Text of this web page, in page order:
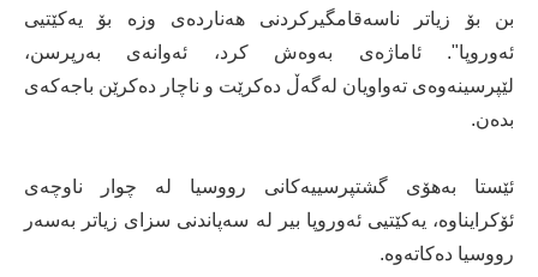
بن بۆ زیاتر ناسەقامگیرکردنی هەناردەی وزە بۆ یەکێتیی
ئەوروپا". ئاماژه‌ی به‌وه‌ش كرد، ئه‌وانه‌ی به‌رپرسن،
لێپرسینه‌وه‌ی ته‌واویان لەگەڵ دەکرێت و ناچار دەکرێن باجەکەی
بدەن.
ئێستا بەهۆی گشتپرسییەکانی رووسیا لە چوار ناوچەی
ئۆکرایناوە، یەکێتیی ئەوروپا بیر لە سەپاندنی سزای زیاتر بەسەر
رووسیا دەکاتەوە.